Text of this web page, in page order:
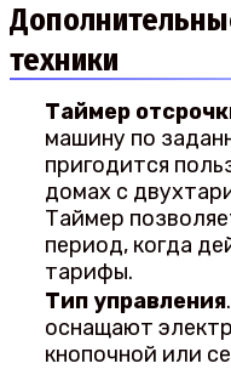
техники
Таймер
машину по
пригодится
домах с
Таймер
период, когда
тарифы.
Тип управления
оснащают
кнопочной или